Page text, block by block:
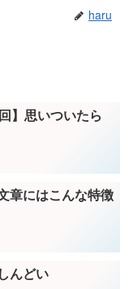
haru
】思いついたら
章にはこんな特徴
んどい